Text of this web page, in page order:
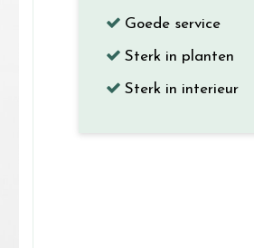
Goede service
Sterk in planten
Sterk in interieur